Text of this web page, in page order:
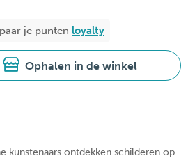
je punten loyalty
Ophalen in de winkel
kunstenaars ontdekken schilderen op